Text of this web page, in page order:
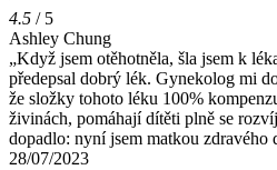
4.5 / 5
Ashley Chung
„Když jsem otěhotněla, šla jsem k
předepsal dobrý lék. Gynekolog mi
že složky tohoto léku 100%
živinách, pomáhají dítěti plně se
dopadlo: nyní jsem matkou zdravého
28/07/2023